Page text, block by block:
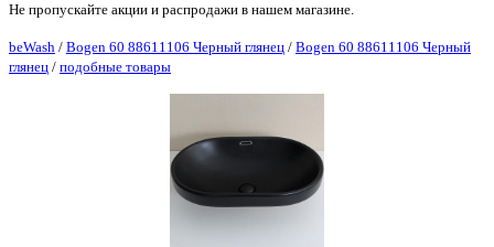
Не пропускайте акции и распродажи в нашем магазине.
beWash / Bogen 60 88611106 Черный глянец / Bogen 60 88611106 Черный
глянец / подобные товары